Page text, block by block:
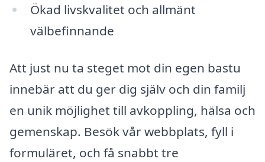
Ökad livskvalitet och allmänt
välbefinnande
Att just nu ta steget mot din egen bastu
innebär att du ger dig själv och din familj
en unik möjlighet till avkoppling, hälsa och
gemenskap. Besök vår webbplats, fyll i
formuläret, och få snabbt tre